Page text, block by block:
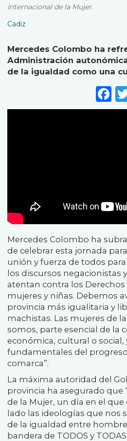
Internacional de la Mujer.
Cadiz
Mercedes Colombo ha
Administración
de la igualdad como una
Mercedes Colombo ha
de celebrar esta jornada
unión y fuerza de todos
los discursos negacionistas
atentan contra los
mujeres y niñas. Debemos
provincia más igualitaria y
machistas. Las mujeres de
somos, parte esencial de la
económica, cultural o social,
fundamentales del
comarca”.
La máxima autoridad del
provincia ha asegurado que
de la Mujer, un día en el
lado las ideologías que nos
de la igualdad entre
bandera de TODOS y